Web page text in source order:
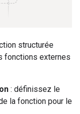
structurée
fonctions externes
: définissez le
la fonction pour le